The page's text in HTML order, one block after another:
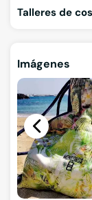
Talleres de
Imágenes